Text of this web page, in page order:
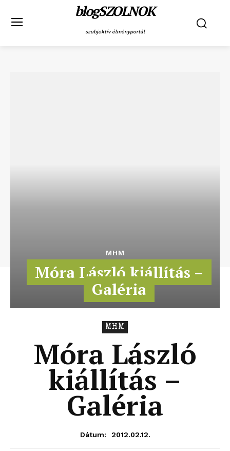
blogSZOLNOK
szubjektív élményportál
MHM
Móra László kiállítás –
Galéria
MHM
Móra László
kiállítás –
Galéria
Dátum: 2012.02.12.